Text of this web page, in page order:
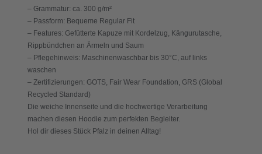
– Grammatur: ca. 300 g/m²
– Passform: Bequeme Regular Fit
– Features: Gefütterte Kapuze mit Kordelzug, Kängurutasche,
Rippbündchen an Ärmeln und Saum
– Pflegehinweis: Maschinenwaschbar bis 30°C, auf links
waschen
– Zertifizierungen: GOTS, Fair Wear Foundation, GRS (Global
Recycled Standard)
Die weiche Innenseite und die hochwertige Verarbeitung
machen diesen Hoodie zum perfekten Begleiter.
Hol dir dieses Stück Pfalz in deinen Alltag!